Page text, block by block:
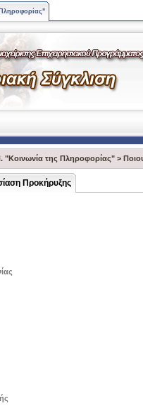
"Κοινωνία της Πληροφορίας" >
Προκήρυξης